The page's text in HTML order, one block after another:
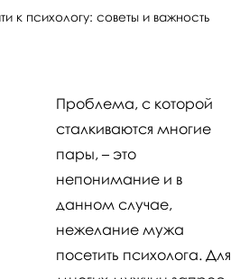
к психологу: советы и важность
Проблема, с которой
сталкиваются многие
пары, – это
непонимание и в
данном случае,
нежелание мужа
посетить психолога. Для